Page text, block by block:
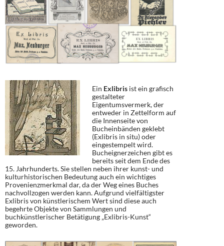
Ein Exlibris ist ein grafisch
gestalteter
Eigentumsvermerk, der
entweder in Zettelform auf
die Innenseite von
Bucheinbänden geklebt
(Exlibris in situ) oder
eingestempelt wird.
Bucheignerzeichen gibt es
bereits seit dem Ende des
15. Jahrhunderts. Sie stellen neben ihrer kunst- und
kulturhistorischen Bedeutung auch ein wichtiges
Provenienzmerkmal dar, da der Weg eines Buches
nachvollzogen werden kann. Aufgrund vielfältigster
Exlibris von künstlerischem Wert sind diese auch
begehrte Objekte von Sammlungen und
buchkünstlerischer Betätigung „Exlibris-Kunst“
geworden.